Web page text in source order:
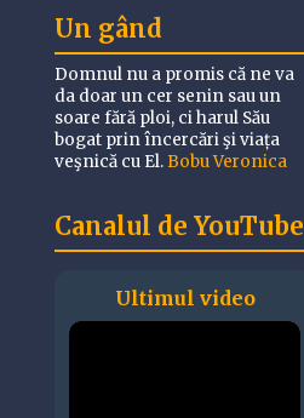
Un gând
Domnul nu a promis că ne va
da doar un cer senin sau un
soare fără ploi, ci harul Său
bogat prin încercări şi viața
veşnică cu El. Bobu Veronica
Canalul de YouTube
Ultimul video